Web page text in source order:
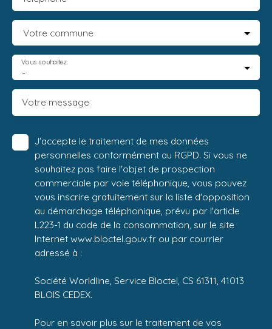
Votre commune
-
Vous souhaitez
Votre message
J'accepte le traitement de mes données
personnelles conformément au RGPD. Si vous ne
souhaitez pas faire l'objet de prospection
commerciale par voie téléphonique, vous pouvez
vous inscrire gratuitement sur la liste d'opposition
au démarchage téléphonique, prévu par l'article
L223-1 du code de la consommation, sur le site
Internet www.bloctel.gouv.fr ou par courrier
adressé à :
Société Worldline, Service Bloctel, CS 61311, 41013
BLOIS CEDEX.
Pour en savoir plus sur le traitement de vos